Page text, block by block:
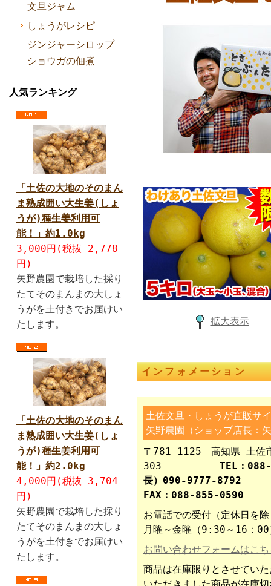
文旦ジャム
しょうがレシピ
ジンジャーシロップ
ショウガの佃煮
人気ランキング
「土佐の大地のそのまん
ま熟成囲い大生姜(しょ
うが)種生姜利用可
能！」約1.0kg
3,000円(税抜 2,778
円)
矢野農園で栽培した採り
たてそのまんまの大しょ
うがを土付きでお届けい
たします。
「土佐の大地のそのまん
ま熟成囲い大生姜(しょ
うが)種生姜利用可
能！」約2.0kg
4,000円(税抜 3,704
円)
矢野農園で栽培した採り
たてそのまんまの大しょ
うがを土付きでお届けい
たします。
拡大表示
インフォメーション
土佐文旦・しょうが直販サ
矢野農園（ショップ店長：
〒781-1125 高知県 土佐
303 TEL：
長）090-9777-8792
FAX：088-855-0590
お電話での受付（定休日を
月曜～金曜（9:30～16：00
お問い合わせフォームはこ
商品は在庫限りとさせてい